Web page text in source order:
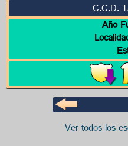
C.C.D.
Año
Ver todos los